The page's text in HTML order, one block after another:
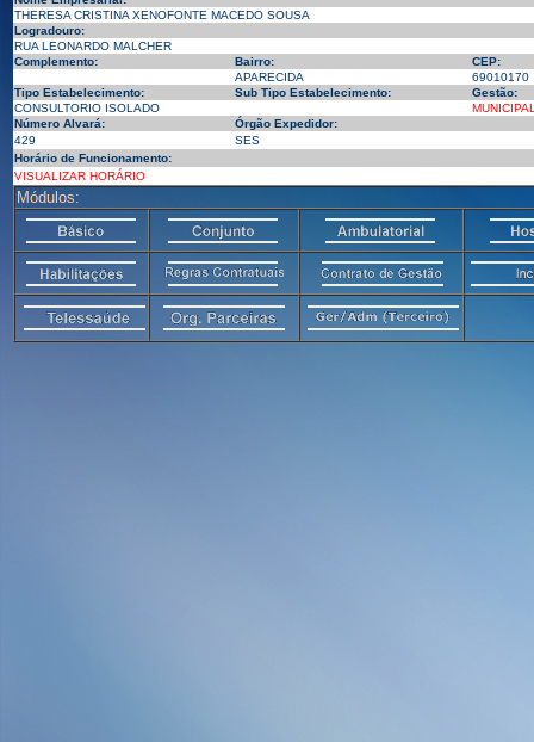
THERESA CRISTINA XENOFONTE MACEDO SOUSA
Logradouro:
RUA LEONARDO MALCHER
Complemento:
Bairro:
CEP:
APARECIDA
69010170
Tipo Estabelecimento:
Sub Tipo Estabelecimento:
Gestão:
CONSULTORIO ISOLADO
Número Alvará:
Órgão Expedidor:
429
SES
Horário de Funcionamento:
VISUALIZAR HORÁRIO
Módulos: